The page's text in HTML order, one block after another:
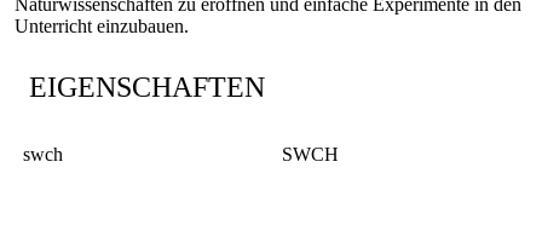
Unterricht einzubauen.
EIGENSCHAFTEN
swch SWCH